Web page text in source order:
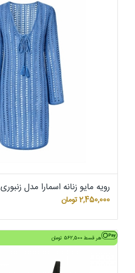
رویه مایو زنانه اسمارا مدل زنبوری
2,450,000تومان
هر قسط562,500 تومان